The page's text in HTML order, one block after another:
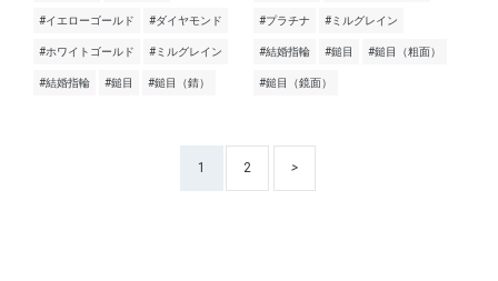
#イエローゴールド #ダイヤモンド
#ホワイトゴールド #ミルグレイン
#結婚指輪 #鎚目 #鎚目（錆）
#プラチナ #ミルグレイン
#結婚指輪 #鎚目 #鎚目（粗面）
#鎚目（鏡面）
1 2 >